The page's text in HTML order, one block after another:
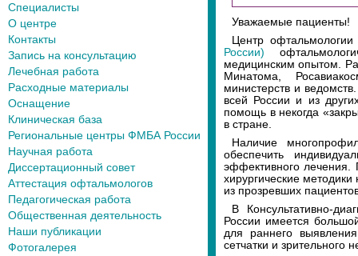
Специалисты
О центре
Контакты
Запись на консультацию
Лечебная работа
Расходные материалы
Оснащение
Клиническая база
Региональные центры ФМБА России
Научная работа
Диссертационный совет
Аттестация офтальмологов
Педагогическая работа
Общественная деятельность
Наши публикации
Фотогалерея
Уважаемые пациенты!
Центр
России)
медицинским опытом.
Минатома,
министерств и
всей России и из
помощь в некогда
в стране.
Наличие
обеспечить
эффективного
хирургические
из прозревших
В Консультативно-
России имеется
для раннего
сетчатки и зрительного